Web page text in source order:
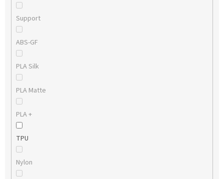
Support
ABS-GF
PLA Silk
PLA Matte
PLA +
TPU
Nylon